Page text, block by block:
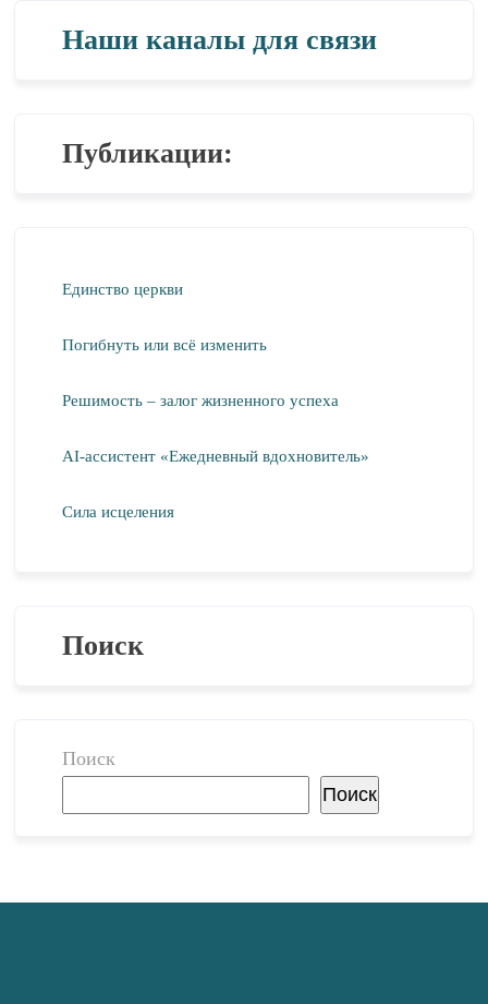
Наши каналы для связи
Публикации:
Единство церкви
Погибнуть или всё изменить
Решимость – залог жизненного успеха
AI-ассистент «Ежедневный вдохновитель»
Сила исцеления
Поиск
Поиск
Поиск